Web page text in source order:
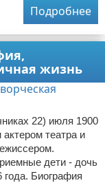
Подробнее
жизнь
22) июля 1900
театра и
дети - дочь
года. Биография